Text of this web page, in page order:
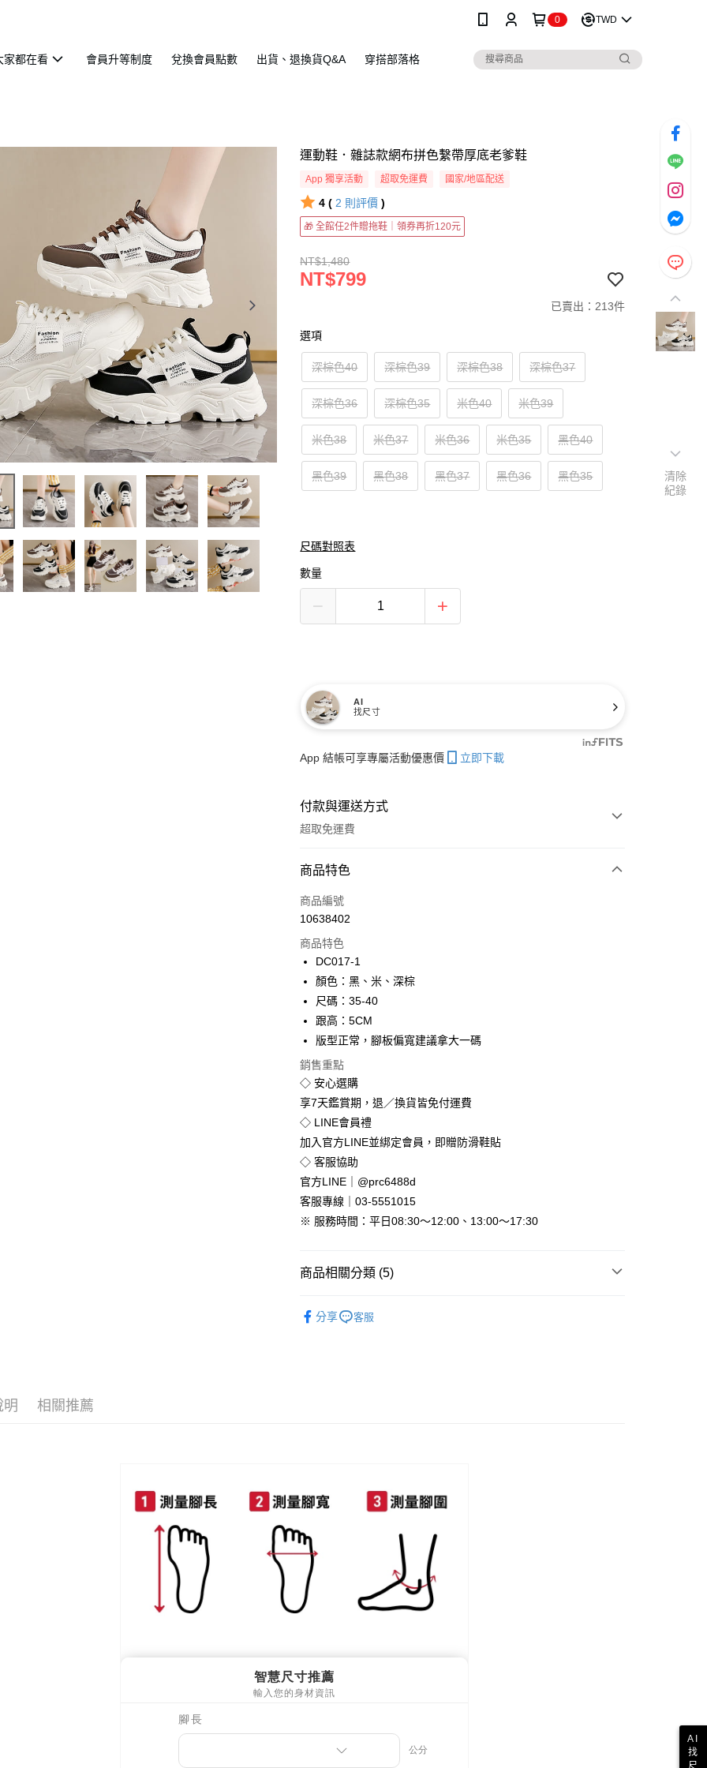
0 TWD
家都在看 會員升等制度 兌換會員點數 出貨、退換貨Q&A 穿搭部落格
運動鞋．雜誌款網布拼色繫帶厚底老爹鞋
App 獨享活動 超取免運費 國家/地區配送
4 ( 2 則評價 )
🎁 全館任2件贈拖鞋｜領券再折120元
NT$1,480
NT$799
已賣出：213件
選項
深棕色40 深棕色39 深棕色38 深棕色37
深棕色36 深棕色35 米色40 米色39
米色38 米色37 米色36 米色35 黑色40
黑色39 黑色38 黑色37 黑色36 黑色35
尺碼對照表
數量
AI
找尺寸
App 結帳可享專屬活動優惠價 立即下載
付款與運送方式
超取免運費
付款方式
信用卡一次付款
LINE Pay
Apple Pay
街口支付
悠遊付
Google Pay
全盈+PAY
運送方式
全家付款取貨
免運費
商品特色
商品編號
10638402
商品特色
DC017-1
顏色：黑、米、深棕
尺碼：35-40
跟高：5CM
版型正常，腳板偏寬建議拿大一碼
銷售重點
◇ 安心選購
享7天鑑賞期，退／換貨皆免付運費
◇ LINE會員禮
加入官方LINE並綁定會員，即贈防滑鞋貼
◇ 客服協助
官方LINE｜@prc6488d
客服專線｜03-5551015
※ 服務時間：平日08:30～12:00、13:00～17:30
商品相關分類 (5)
分享 客服
明 相關推薦
清除
紀錄
AI
找
尺